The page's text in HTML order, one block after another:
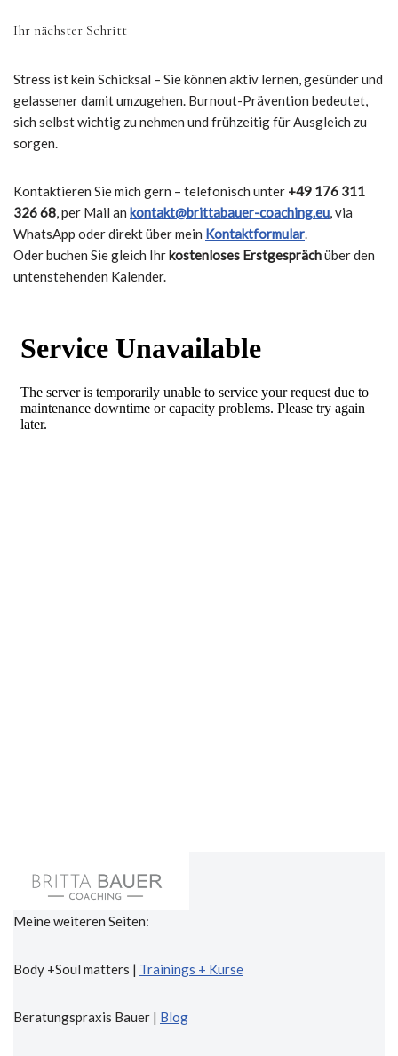
Ihr nächster Schritt
Stress ist kein Schicksal – Sie können aktiv lernen, gesünder und
gelassener damit umzugehen. Burnout-Prävention bedeutet,
sich selbst wichtig zu nehmen und frühzeitig für Ausgleich zu
sorgen.
Kontaktieren Sie mich gern – telefonisch unter +49 176 311
326 68, per Mail an kontakt@brittabauer-coaching.eu, via
WhatsApp oder direkt über mein Kontaktformular.
Oder buchen Sie gleich Ihrkostenloses Erstgesprächüber den
untenstehenden Kalender.
Meine weiteren Seiten:
Body +Soul matters | Trainings + Kurse
Beratungspraxis Bauer | Blog